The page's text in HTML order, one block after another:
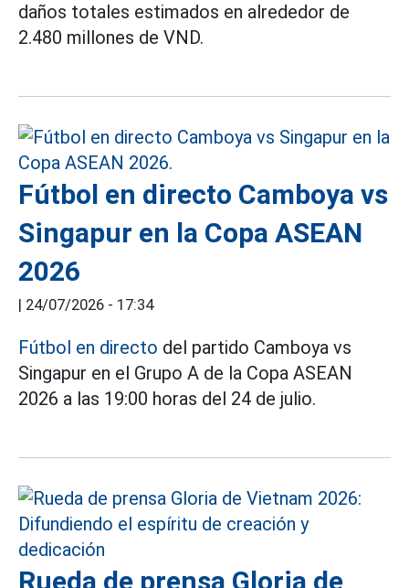
daños totales estimados en alrededor de
2.480 millones de VND.
Fútbol en directo Camboya vs
Singapur en la Copa ASEAN
2026
| 24/07/2026 - 17:34
Fútbol en directo del partido Camboya vs
Singapur en el Grupo A de la Copa ASEAN
2026 a las 19:00 horas del 24 de julio.
Rueda de prensa Gloria de